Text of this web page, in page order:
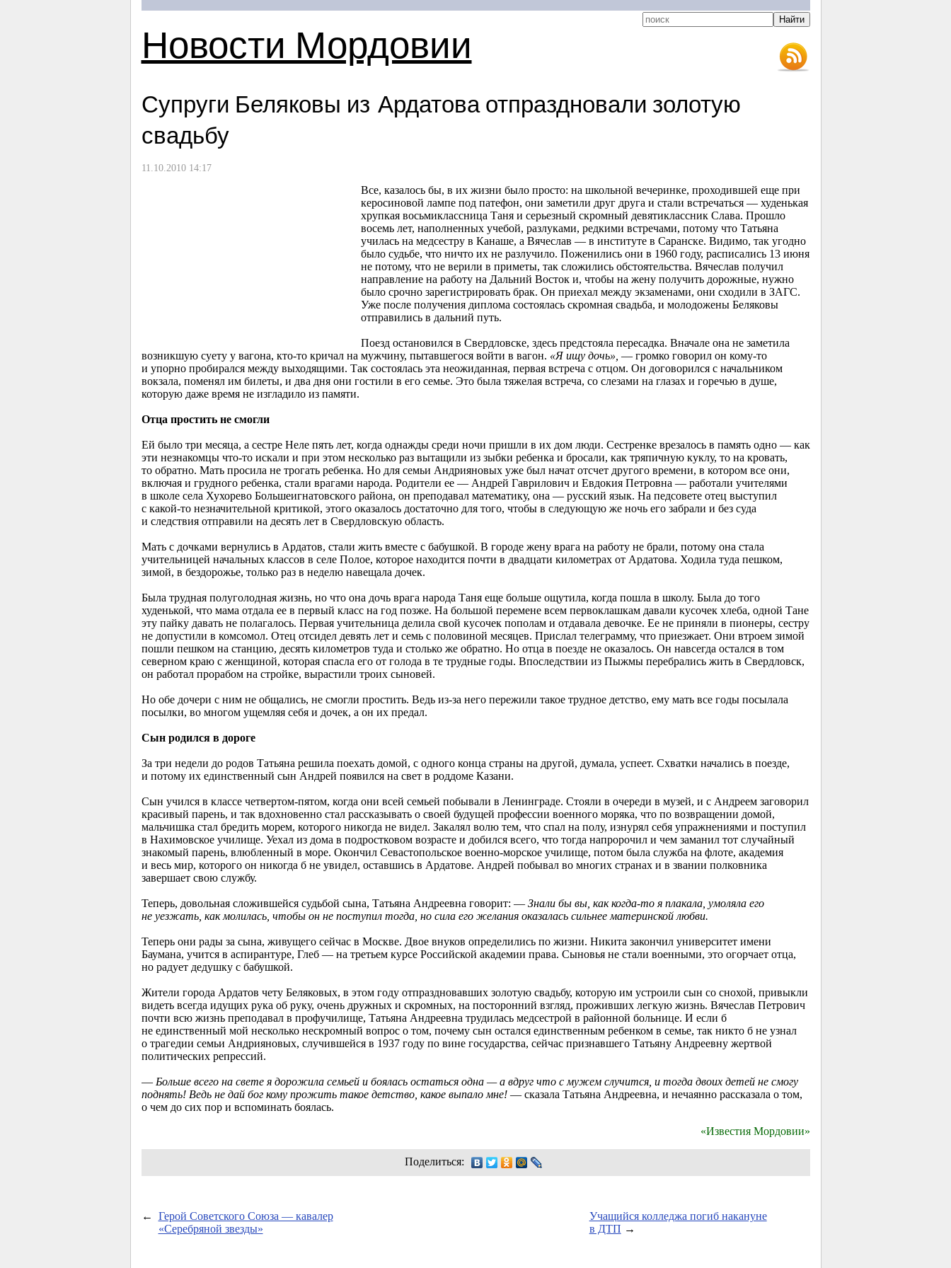
Новости Мордовии
Супруги Беляковы из Ардатова отпраздновали золотую
свадьбу
11.10.2010 14:17
Все, казалось бы, в их жизни было просто: на школьной вечеринке, проходившей еще при
керосиновой лампе под патефон, они заметили друг друга и стали встречаться — худенькая
хрупкая восьмиклассница Таня и серьезный скромный девятиклассник Слава. Прошло
восемь лет, наполненных учебой, разлуками, редкими встречами, потому что Татьяна
училась на медсестру в Канаше, а Вячеслав — в институте в Саранске. Видимо, так угодно
было судьбе, что ничто их не разлучило. Поженились они в 1960 году, расписались 13 июня
не потому, что не верили в приметы, так сложились обстоятельства. Вячеслав получил
направление на работу на Дальний Восток и, чтобы на жену получить дорожные, нужно
было срочно зарегистрировать брак. Он приехал между экзаменами, они сходили в ЗАГС.
Уже после получения диплома состоялась скромная свадьба, и молодожены Беляковы
отправились в дальний путь.
Поезд остановился в Свердловске, здесь предстояла пересадка. Вначале она не заметила
возникшую суету у вагона, кто-то кричал на мужчину, пытавшегося войти в вагон. «Я ищу дочь», — громко говорил он кому-то
и упорно пробирался между выходящими. Так состоялась эта неожиданная, первая встреча с отцом. Он договорился с начальником
вокзала, поменял им билеты, и два дня они гостили в его семье. Это была тяжелая встреча, со слезами на глазах и горечью в душе,
которую даже время не изгладило из памяти.
Отца простить не смогли
Ей было три месяца, а сестре Неле пять лет, когда однажды среди ночи пришли в их дом люди. Сестренке врезалось в память одно — как
эти незнакомцы что-то искали и при этом несколько раз вытащили из зыбки ребенка и бросали, как тряпичную куклу, то на кровать,
то обратно. Мать просила не трогать ребенка. Но для семьи Андрияновых уже был начат отсчет другого времени, в котором все они,
включая и грудного ребенка, стали врагами народа. Родители ее — Андрей Гаврилович и Евдокия Петровна — работали учителями
в школе села Хухорево Большеигнатовского района, он преподавал математику, она — русский язык. На педсовете отец выступил
с какой-то незначительной критикой, этого оказалось достаточно для того, чтобы в следующую же ночь его забрали и без суда
и следствия отправили на десять лет в Свердловскую область.
Мать с дочками вернулись в Ардатов, стали жить вместе с бабушкой. В городе жену врага на работу не брали, потому она стала
учительницей начальных классов в селе Полое, которое находится почти в двадцати километрах от Ардатова. Ходила туда пешком,
зимой, в бездорожье, только раз в неделю навещала дочек.
Была трудная полуголодная жизнь, но что она дочь врага народа Таня еще больше ощутила, когда пошла в школу. Была до того
худенькой, что мама отдала ее в первый класс на год позже. На большой перемене всем первоклашкам давали кусочек хлеба, одной Тане
эту пайку давать не полагалось. Первая учительница делила свой кусочек пополам и отдавала девочке. Ее не приняли в пионеры, сестру
не допустили в комсомол. Отец отсидел девять лет и семь с половиной месяцев. Прислал телеграмму, что приезжает. Они втроем зимой
пошли пешком на станцию, десять километров туда и столько же обратно. Но отца в поезде не оказалось. Он навсегда остался в том
северном краю с женщиной, которая спасла его от голода в те трудные годы. Впоследствии из Пыжмы перебрались жить в Свердловск,
он работал прорабом на стройке, вырастили троих сыновей.
Но обе дочери с ним не общались, не смогли простить. Ведь из-за него пережили такое трудное детство, ему мать все годы посылала
посылки, во многом ущемляя себя и дочек, а он их предал.
Сын родился в дороге
За три недели до родов Татьяна решила поехать домой, с одного конца страны на другой, думала, успеет. Схватки начались в поезде,
и потому их единственный сын Андрей появился на свет в роддоме Казани.
Сын учился в классе четвертом-пятом, когда они всей семьей побывали в Ленинграде. Стояли в очереди в музей, и с Андреем заговорил
красивый парень, и так вдохновенно стал рассказывать о своей будущей профессии военного моряка, что по возвращении домой,
мальчишка стал бредить морем, которого никогда не видел. Закалял волю тем, что спал на полу, изнурял себя упражнениями и поступил
в Нахимовское училище. Уехал из дома в подростковом возрасте и добился всего, что тогда напророчил и чем заманил тот случайный
знакомый парень, влюбленный в море. Окончил Севастопольское военно-морское училище, потом была служба на флоте, академия
и весь мир, которого он никогда б не увидел, оставшись в Ардатове. Андрей побывал во многих странах и в звании полковника
завершает свою службу.
Теперь, довольная сложившейся судьбой сына, Татьяна Андреевна говорит: — Знали бы вы, как когда-то я плакала, умоляла его
не уезжать, как молилась, чтобы он не поступил тогда, но сила его желания оказалась сильнее материнской любви.
Теперь они рады за сына, живущего сейчас в Москве. Двое внуков определились по жизни. Никита закончил университет имени
Баумана, учится в аспирантуре, Глеб — на третьем курсе Российской академии права. Сыновья не стали военными, это огорчает отца,
но радует дедушку с бабушкой.
Жители города Ардатов чету Беляковых, в этом году отпраздновавших золотую свадьбу, которую им устроили сын со снохой, привыкли
видеть всегда идущих рука об руку, очень дружных и скромных, на посторонний взгляд, проживших легкую жизнь. Вячеслав Петрович
почти всю жизнь преподавал в профучилище, Татьяна Андреевна трудилась медсестрой в районной больнице. И если б
не единственный мой несколько нескромный вопрос о том, почему сын остался единственным ребенком в семье, так никто б не узнал
о трагедии семьи Андрияновых, случившейся в 1937 году по вине государства, сейчас признавшего Татьяну Андреевну жертвой
политических репрессий.
— Больше всего на свете я дорожила семьей и боялась остаться одна — а вдруг что с мужем случится, и тогда двоих детей не смогу
поднять! Ведь не дай бог кому прожить такое детство, какое выпало мне! — сказала Татьяна Андреевна, и нечаянно рассказала о том,
о чем до сих пор и вспоминать боялась.
«Известия Мордовии»
Поделиться:
←
Герой Советского Союза — кавалер
«Серебряной звезды»
Учащийся колледжа погиб накануне
в ДТП →